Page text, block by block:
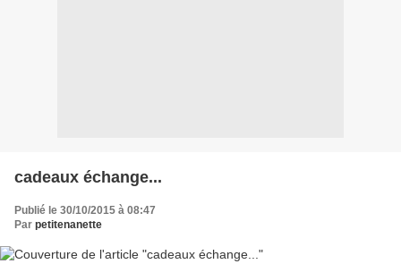
cadeaux échange...
Publié le 30/10/2015 à 08:47
Par petitenanette